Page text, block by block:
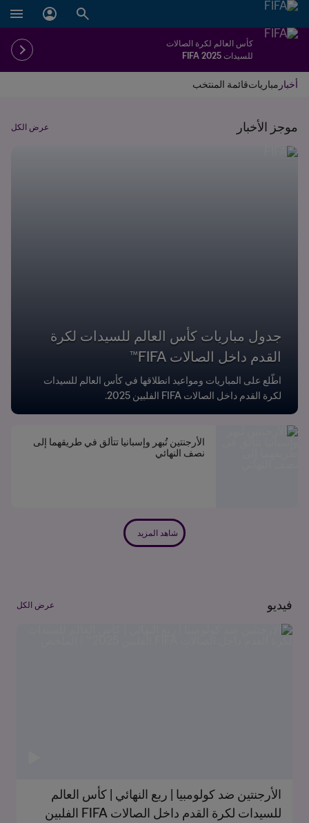
كأس العالم لكرة الصالات
للسيدات FIFA 2025
أخبار مبارياتقائمة المنتخب
موجز الأخبار عرض الكل
جدول مباريات كأس العالم للسيدات لكرة
القدم داخل الصالات FIFA™
اطّلع على المباريات ومواعيد انطلاقها في كأس العالم للسيدات
لكرة القدم داخل الصالات FIFA الفلبين 2025.
الأرجنتين تُبهر وإسبانيا تتألق في طريقهما إلى
نصف النهائي
شاهد المزيد
فيديو عرض الكل
الأرجنتين ضد كولومبيا | ربع النهائي | كأس العالم
للسيدات لكرة القدم داخل الصالات FIFA الفلبين